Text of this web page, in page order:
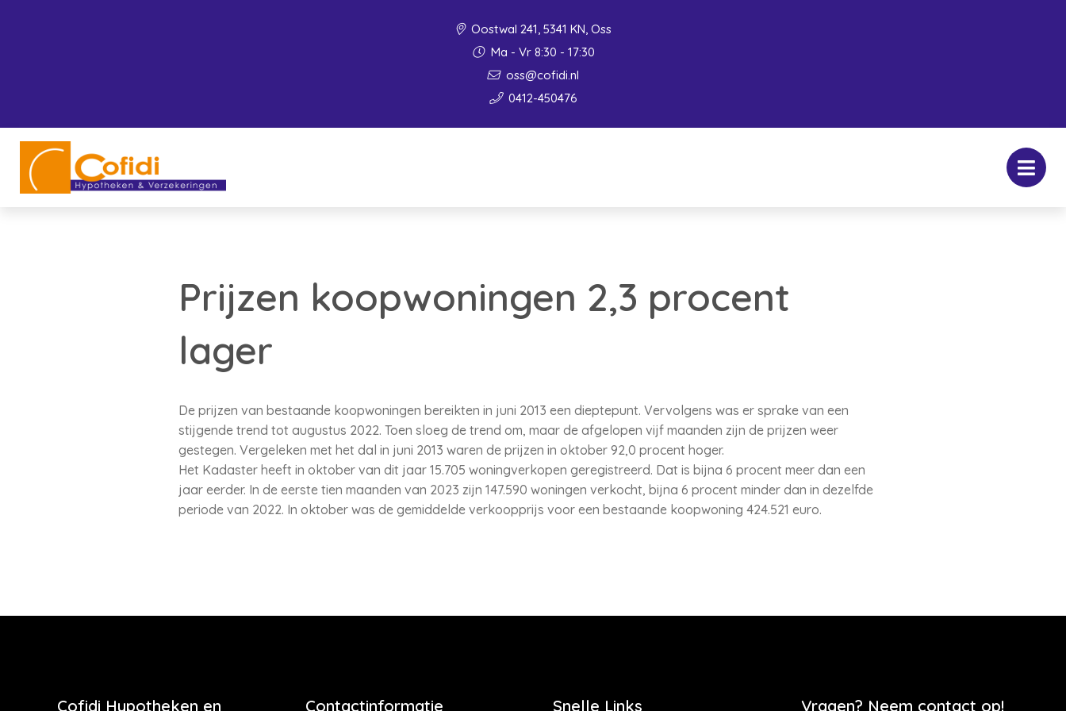
Oostwal 241, 5341 KN, Oss
Ma - Vr 8:30 - 17:30
oss@cofidi.nl
0412-450476
Prijzen koopwoningen 2,3 procent
lager
De prijzen van bestaande koopwoningen bereikten in juni 2013 een dieptepunt. Vervolgens was er sprake van een
stijgende trend tot augustus 2022. Toen sloeg de trend om, maar de afgelopen vijf maanden zijn de prijzen weer
gestegen. Vergeleken met het dal in juni 2013 waren de prijzen in oktober 92,0 procent hoger.
Het Kadaster heeft in oktober van dit jaar 15.705 woningverkopen geregistreerd. Dat is bijna 6 procent meer dan een
jaar eerder. In de eerste tien maanden van 2023 zijn 147.590 woningen verkocht, bijna 6 procent minder dan in dezelfde
periode van 2022. In oktober was de gemiddelde verkoopprijs voor een bestaande koopwoning 424.521 euro.
Cofidi Hypotheken en Contactinformatie Snelle Links Vragen? Neem contact op!